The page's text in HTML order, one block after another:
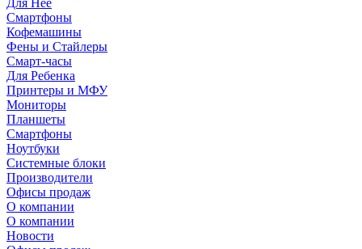
Для Нее
Смартфоны
Кофемашины
Фены и Стайлеры
Смарт-часы
Для Ребенка
Принтеры и МФУ
Мониторы
Планшеты
Смартфоны
Ноутбуки
Системные блоки
Производители
Офисы продаж
О компании
О компании
Новости